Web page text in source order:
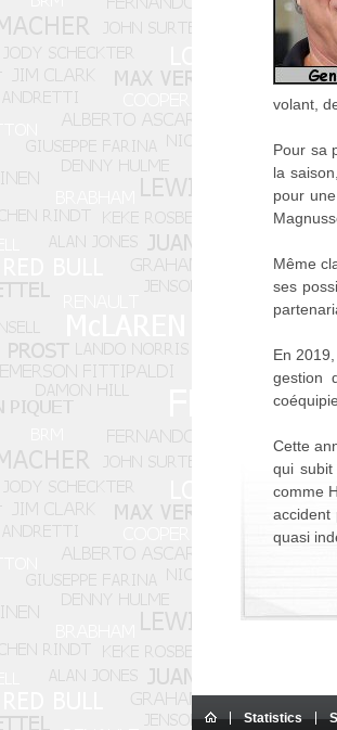
volant,
Pour sa
la
pour
Même
ses
En
gestion
Cette
qui
comme
accident
quasi
Statistics